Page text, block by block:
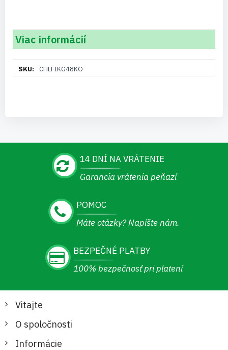
Viac informácií
informáciíCHLFIKG48KO
14 DNÍ NA VRÁTENIE
Garancia vrátenia peňazí
POMOC
Máte otázky? Napíšte nám.
BEZPEČNÉ PLATBY
100% bezpečnosť pri platení
Vitajte
O spoločnosti
Informácie